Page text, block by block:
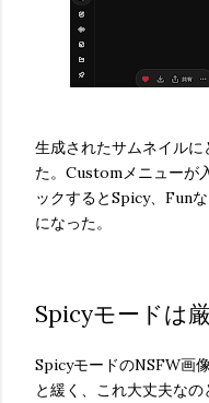
生成されたサムネイル
た。Customメニューが
ックするとSpicy、Fun
になった。
Spicyモードは
SpicyモードのNSFW画
と緩く、これ大丈夫なの